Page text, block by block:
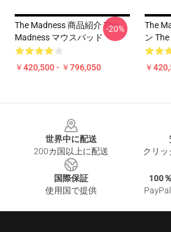
The Madness 商品紹介 The
Madness マウスパッド
￥420,500 - ￥796,050
-20%
The
ン
￥
世界中に配送
200カ国以上に配送
クリ
国際保証
使用国で提供
100